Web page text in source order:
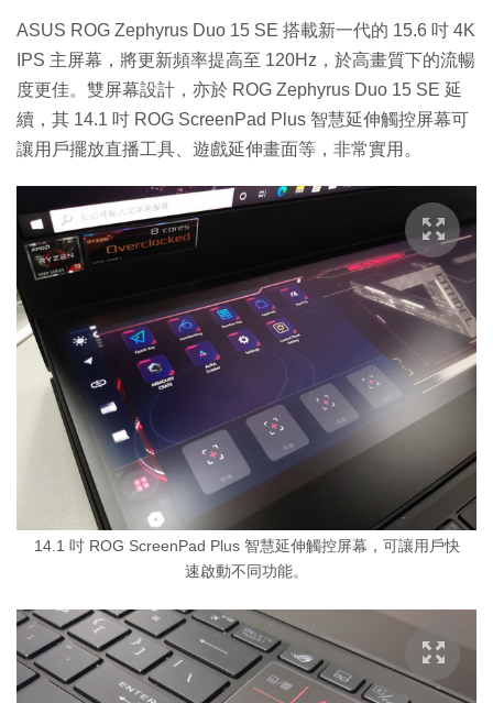
ASUS ROG Zephyrus Duo 15 SE 搭載新一代的 15.6 吋 4K
IPS 主屏幕，將更新頻率提高至 120Hz，於高畫質下的流暢
度更佳。雙屏幕設計，亦於 ROG Zephyrus Duo 15 SE 延
續，其 14.1 吋 ROG ScreenPad Plus 智慧延伸觸控屏幕可
讓用戶擺放直播工具、遊戲延伸畫面等，非常實用。
14.1 吋 ROG ScreenPad Plus 智慧延伸觸控屏幕，可讓用戶快
速啟動不同功能。